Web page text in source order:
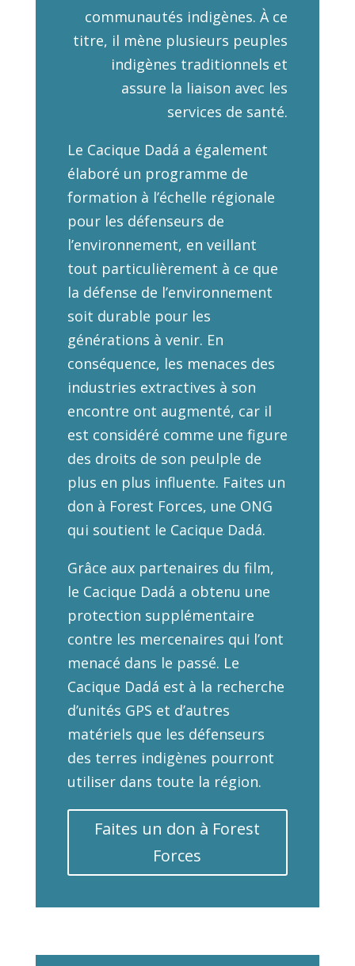
communautés indigènes. À ce
titre, il mène plusieurs peuples
indigènes traditionnels et
assure la liaison avec les
services de santé.
Le Cacique Dadá a également
élaboré un programme de
formation à l’échelle régionale
pour les défenseurs de
l’environnement, en veillant
tout particulièrement à ce que
la défense de l’environnement
soit durable pour les
générations à venir. En
conséquence, les menaces des
industries extractives à son
encontre ont augmenté, car il
est considéré comme une figure
des droits de son peulple de
plus en plus influente. Faites un
don à Forest Forces, une ONG
qui soutient le Cacique Dadá.
Grâce aux partenaires du film,
le Cacique Dadá a obtenu une
protection supplémentaire
contre les mercenaires qui l’ont
menacé dans le passé. Le
Cacique Dadá est à la recherche
d’unités GPS et d’autres
matériels que les défenseurs
des terres indigènes pourront
utiliser dans toute la région.
Faites un don à Forest
Forces